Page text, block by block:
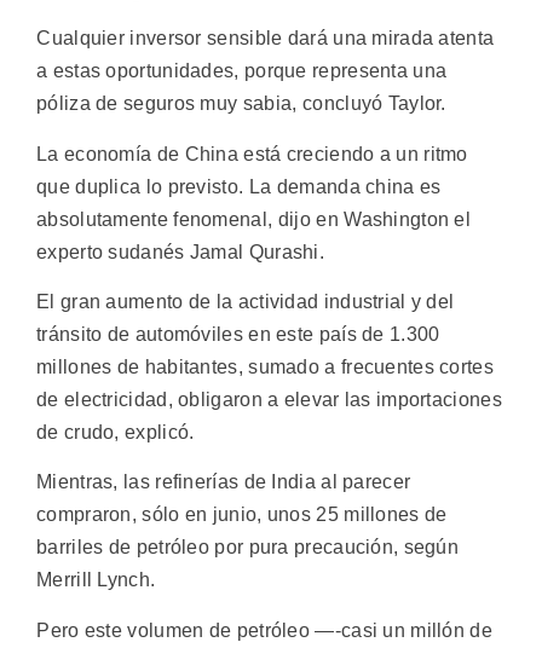
Cualquier inversor sensible dará una mirada atenta
a estas oportunidades, porque representa una
póliza de seguros muy sabia, concluyó Taylor.
La economía de China está creciendo a un ritmo
que duplica lo previsto. La demanda china es
absolutamente fenomenal, dijo en Washington el
experto sudanés Jamal Qurashi.
El gran aumento de la actividad industrial y del
tránsito de automóviles en este país de 1.300
millones de habitantes, sumado a frecuentes cortes
de electricidad, obligaron a elevar las importaciones
de crudo, explicó.
Mientras, las refinerías de India al parecer
compraron, sólo en junio, unos 25 millones de
barriles de petróleo por pura precaución, según
Merrill Lynch.
Pero este volumen de petróleo —-casi un millón de